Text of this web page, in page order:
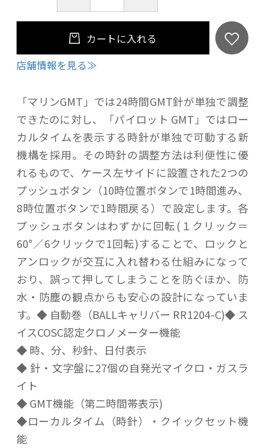
カートに入れる
店舗情報を見る≫
「マリンGMT」では24時間GMT針が単独で調整
できたのに対し、「パイロット GMT」ではロー
カルタイムを表示する時針が単独で可動する新
機構を採用。その時針の調整方法は利便性に優
れるもので、ケース左サイドに設置された2つの
プッシュボタン（10時位置ボタンで1時間進み、
8時位置ボタンで1時間戻る）で設定します。各
プッシュボタンはわずかに回転(１クリック＝
60°／6クリックで1回転)することで、ロックと
アンロックが交互に入れ替わる仕組みになって
おり、誤って押してしまうことを防ぐほか、防
水・防塵の観点からも安心の設計になっていま
す。◆ 自動巻（BALLキャリバー RR1204-C)◆ ス
イスCOSC認定クロノメーター機能
◆ 時、分、秒針、日付表示
◆ 針・文字盤に27個の自発光マイクロ・ガスラ
イト
◆ GMT機能（第二時間帯表示)
◆ローカルタイム（時針）・クイックセット機
能